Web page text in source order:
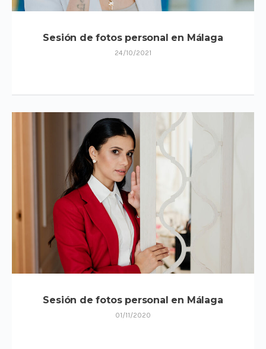
Sesión de fotos personal en Málaga
24/10/2021
Sesión de fotos personal en Málaga
01/11/2020